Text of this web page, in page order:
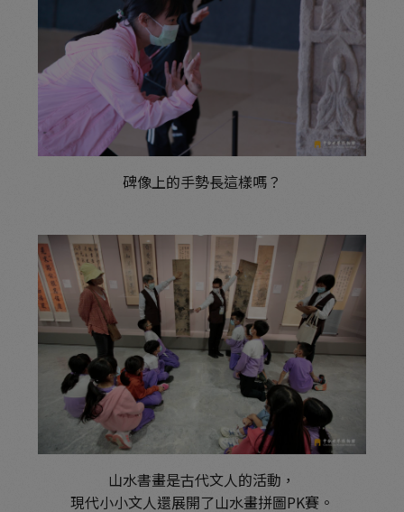
碑像上的手勢長這樣嗎？
山水書畫是古代文人的活動，
現代小小文人還展開了山水畫拼圖PK賽。